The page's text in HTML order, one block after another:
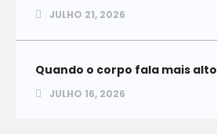
JULHO 21, 2026
Quando o corpo fala mais
JULHO 16, 2026